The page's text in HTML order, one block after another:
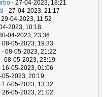
- 27-04-2023, 18:21
- 27-04-2023, 21:17
29-04-2023, 11:52
2023, 10:18
04-2023, 23:36
08-05-2023, 19:33
- 08-05-2023, 21:22
- 08-05-2023, 23:19
16-05-2023, 01:06
05-2023, 20:19
17-05-2023, 13:32
26-05-2023, 21:02